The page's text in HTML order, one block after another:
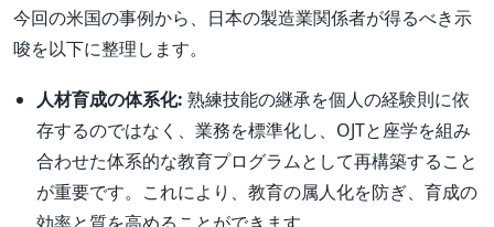
今回の米国の事例から、日本の製造業関係者が得るべき示
唆を以下に整理します。
人材育成の体系化: 熟練技能の継承を個人の経験則に依
存するのではなく、業務を標準化し、OJTと座学を組み
合わせた体系的な教育プログラムとして再構築すること
が重要です。これにより、教育の属人化を防ぎ、育成の